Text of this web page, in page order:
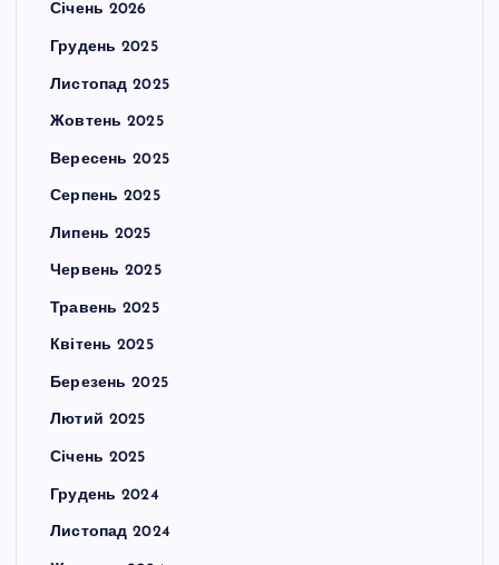
Січень 2026
Грудень 2025
Листопад 2025
Жовтень 2025
Вересень 2025
Серпень 2025
Липень 2025
Червень 2025
Травень 2025
Квітень 2025
Березень 2025
Лютий 2025
Січень 2025
Грудень 2024
Листопад 2024